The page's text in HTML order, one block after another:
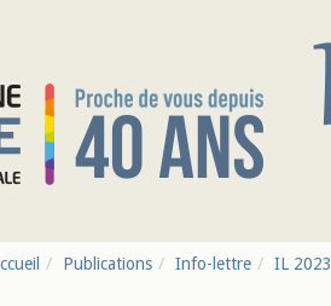
Publications Info-lettre IL 2023